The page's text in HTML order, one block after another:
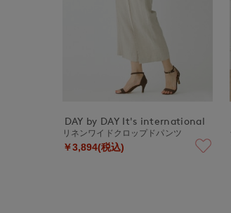
DAY by DAY It's international
リネンワイドクロップドパンツ
￥3,894(税込)